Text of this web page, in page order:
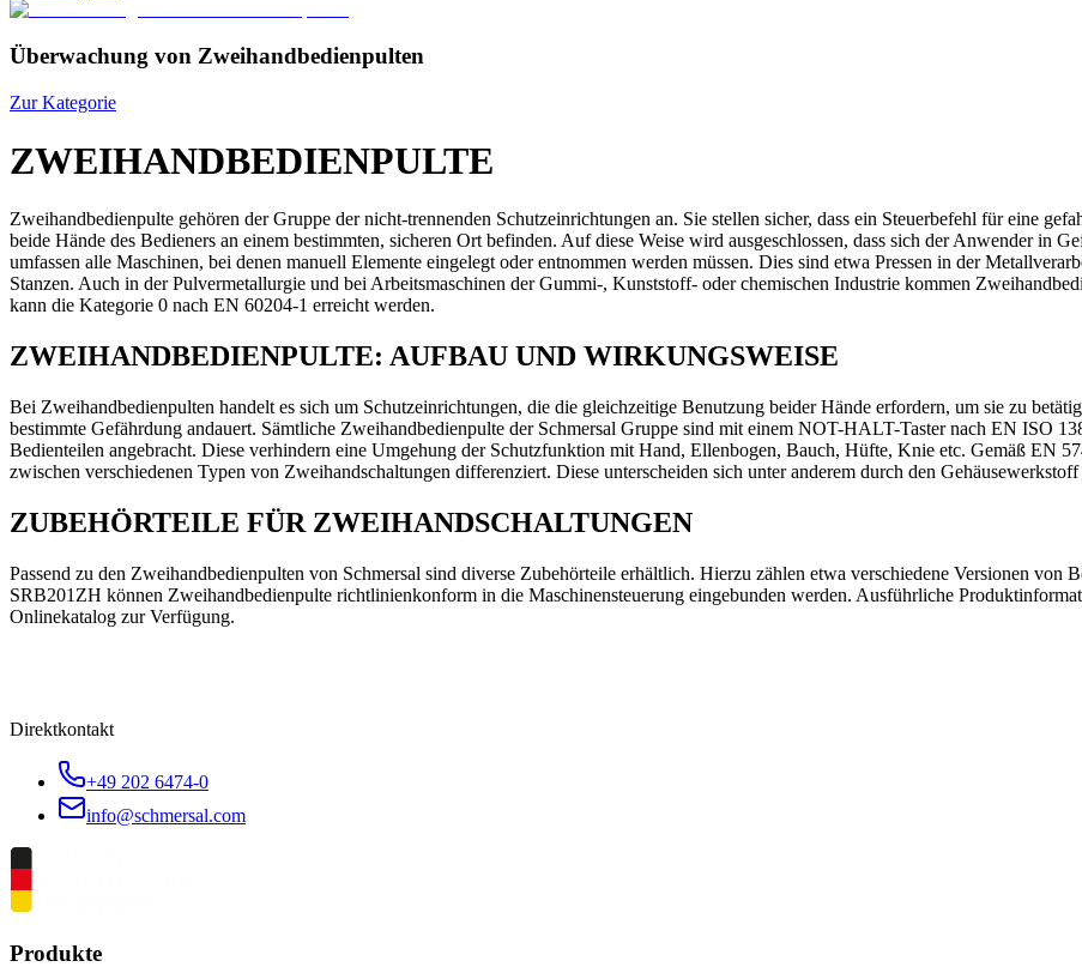
Überwachung von Zweihandbedienpulten
Zur Kategorie
ZWEIHANDBEDIENPULTE
Zweihandbedienpulte gehören der Gruppe der nicht-trennenden Schutzeinrichtungen an. Sie stellen sicher, dass ein Steuerbefehl für eine
beide Hände des Bedieners an einem bestimmten, sicheren Ort befinden. Auf diese Weise wird ausgeschlossen, dass sich der Anwender in
umfassen alle Maschinen, bei denen manuell Elemente eingelegt oder entnommen werden müssen. Dies sind etwa Pressen in der
Stanzen. Auch in der Pulvermetallurgie und bei Arbeitsmaschinen der Gummi-, Kunststoff- oder chemischen Industrie kommen
kann die Kategorie 0 nach EN 60204-1 erreicht werden.
ZWEIHANDBEDIENPULTE: AUFBAU UND WIRKUNGSWEISE
Bei Zweihandbedienpulten handelt es sich um Schutzeinrichtungen, die die gleichzeitige Benutzung beider Hände erfordern, um sie zu
bestimmte Gefährdung andauert. Sämtliche Zweihandbedienpulte der Schmersal Gruppe sind mit einem NOT-HALT-Taster nach EN ISO
Bedienteilen angebracht. Diese verhindern eine Umgehung der Schutzfunktion mit Hand, Ellenbogen, Bauch, Hüfte, Knie etc. Gemäß EN
zwischen verschiedenen Typen von Zweihandschaltungen differenziert. Diese unterscheiden sich unter anderem durch den
ZUBEHÖRTEILE FÜR ZWEIHANDSCHALTUNGEN
Passend zu den Zweihandbedienpulten von Schmersal sind diverse Zubehörteile erhältlich. Hierzu zählen etwa verschiedene Versionen von
SRB201ZH können Zweihandbedienpulte richtlinienkonform in die Maschinensteuerung eingebunden werden. Ausführliche
Onlinekatalog zur Verfügung.
Direktkontakt
+49 202 6474-0
info@schmersal.com
Produkte